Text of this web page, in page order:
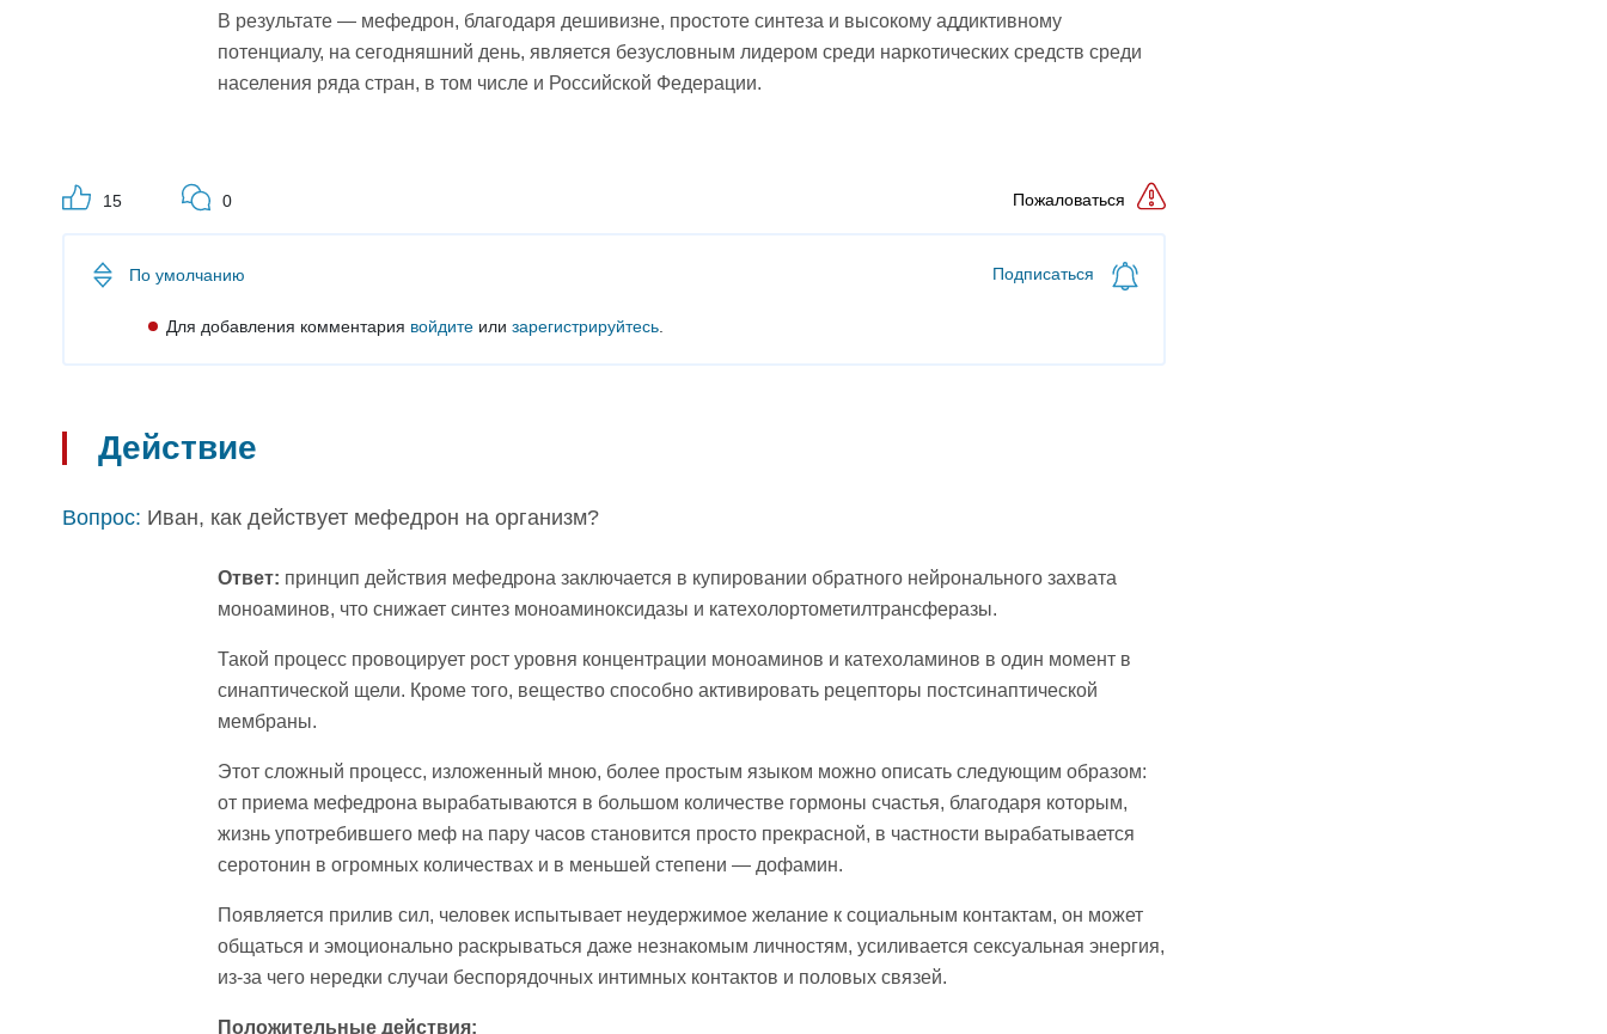
В результате — мефедрон, благодаря дешивизне, простоте синтеза и высокому аддиктивному
потенциалу, на сегодняшний день, является безусловным лидером среди наркотических средств среди
населения ряда стран, в том числе и Российской Федерации.
15 0 Пожаловаться
По умолчанию Подписаться
Для добавления комментария войдите или зарегистрируйтесь
Действие
Вопрос: Иван, как действует мефедрон на организм?
Ответ: принцип действия мефедрона заключается в купировании обратного нейронального захвата
моноаминов, что снижает синтез моноаминоксидазы и катехолортометилтрансферазы.
Такой процесс провоцирует рост уровня концентрации моноаминов и катехоламинов в один момент в
синаптической щели. Кроме того, вещество способно активировать рецепторы постсинаптической
мембраны.
Этот сложный процесс, изложенный мною, более простым языком можно описать следующим образом:
от приема мефедрона вырабатываются в большом количестве гормоны счастья, благодаря которым,
жизнь употребившего меф на пару часов становится просто прекрасной, в частности вырабатывается
серотонин в огромных количествах и в меньшей степени — дофамин.
Появляется прилив сил, человек испытывает неудержимое желание к социальным контактам, он может
общаться и эмоционально раскрываться даже незнакомым личностям, усиливается сексуальная энергия,
из-за чего нередки случаи беспорядочных интимных контактов и половых связей.
Положительные действия: